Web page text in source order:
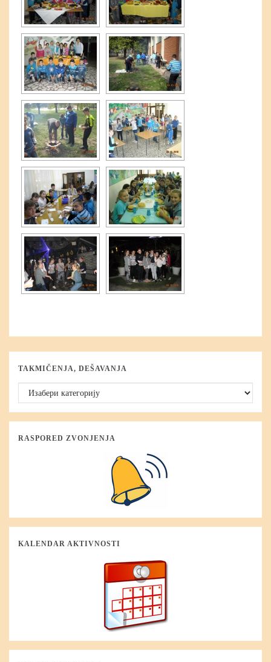
TAKMIČENJA, DEŠAVANJA
Takmičenja, dešavanja
RASPORED ZVONJENJA
KALENDAR AKTIVNOSTI